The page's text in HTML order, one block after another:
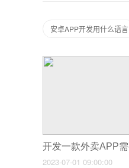
安卓APP开发用什么语言
2023-07-01 09:00:00